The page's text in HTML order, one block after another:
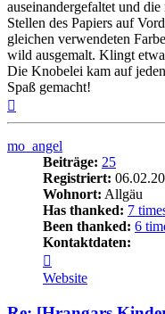
auseinandergefaltet und
Stellen des Papiers auf
gleichen verwendeten
wild ausgemalt. Klingt
Die Knobelei kam auf
Spaß gemacht!
mo_angel
Beiträge: 25
Registriert:
Wohnort: Allgäu
Has thanked: 7
Been thanked: 6
Kontaktdaten:
von
mo_angel
Website